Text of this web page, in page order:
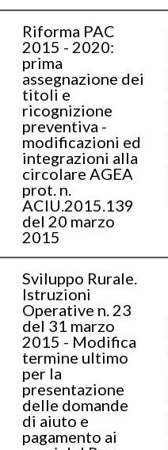
Riforma PAC
2015 - 2020:
prima
assegnazione dei
titoli e
ricognizione
preventiva -
modificazioni ed
integrazioni alla
circolare AGEA
prot. n.
ACIU.2015.139
del 20 marzo
2015
Sviluppo Rurale.
Istruzioni
Operative n. 23
del 31 marzo
2015 - Modifica
termine ultimo
per la
presentazione
delle domande
di aiuto e
pagamento ai